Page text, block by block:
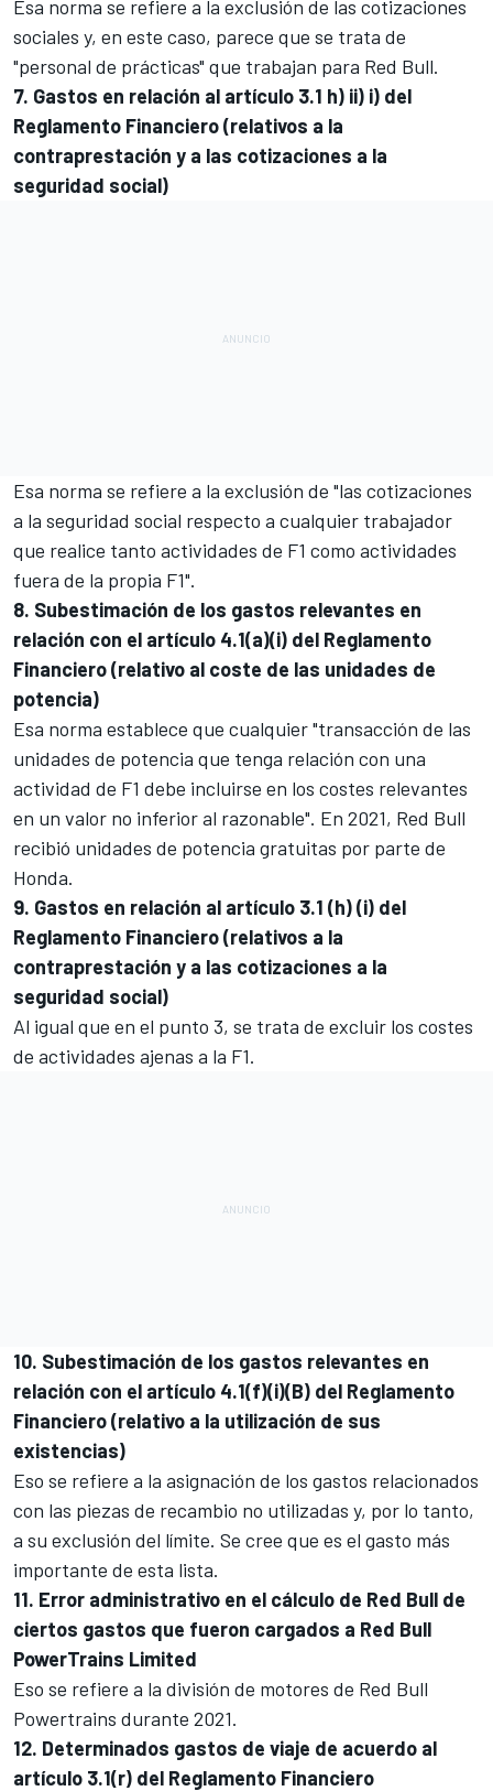
Esa norma se refiere a la exclusión de las cotizaciones
sociales y, en este caso, parece que se trata de
"personal de prácticas" que trabajan para Red Bull.
7. Gastos en relación al artículo 3.1 h) ii) i) del
Reglamento Financiero (relativos a la
contraprestación y a las cotizaciones a la
seguridad social)
Esa norma se refiere a la exclusión de "las cotizaciones
a la seguridad social respecto a cualquier trabajador
que realice tanto actividades de F1 como actividades
fuera de la propia F1".
8. Subestimación de los gastos relevantes en
relación con el artículo 4.1(a)(i) del Reglamento
Financiero (relativo al coste de las unidades de
potencia)
Esa norma establece que cualquier "transacción de las
unidades de potencia que tenga relación con una
actividad de F1 debe incluirse en los costes relevantes
en un valor no inferior al razonable". En 2021, Red Bull
recibió unidades de potencia gratuitas por parte de
Honda.
9. Gastos en relación al artículo 3.1 (h) (i) del
Reglamento Financiero (relativos a la
contraprestación y a las cotizaciones a la
seguridad social)
Al igual que en el punto 3, se trata de excluir los costes
de actividades ajenas a la F1.
10. Subestimación de los gastos relevantes en
relación con el artículo 4.1(f)(i)(B) del Reglamento
Financiero (relativo a la utilización de sus
existencias)
Eso se refiere a la asignación de los gastos relacionados
con las piezas de recambio no utilizadas y, por lo tanto,
a su exclusión del límite. Se cree que es el gasto más
importante de esta lista.
11. Error administrativo en el cálculo de Red Bull de
ciertos gastos que fueron cargados a Red Bull
PowerTrains Limited
Eso se refiere a la división de motores de Red Bull
Powertrains durante 2021.
12. Determinados gastos de viaje de acuerdo al
artículo 3.1(r) del Reglamento Financiero